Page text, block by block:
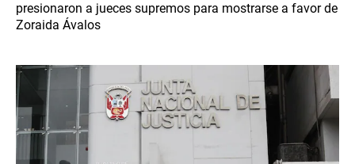
presionaron a jueces supremos para mostrarse a favor de
Zoraida Ávalos